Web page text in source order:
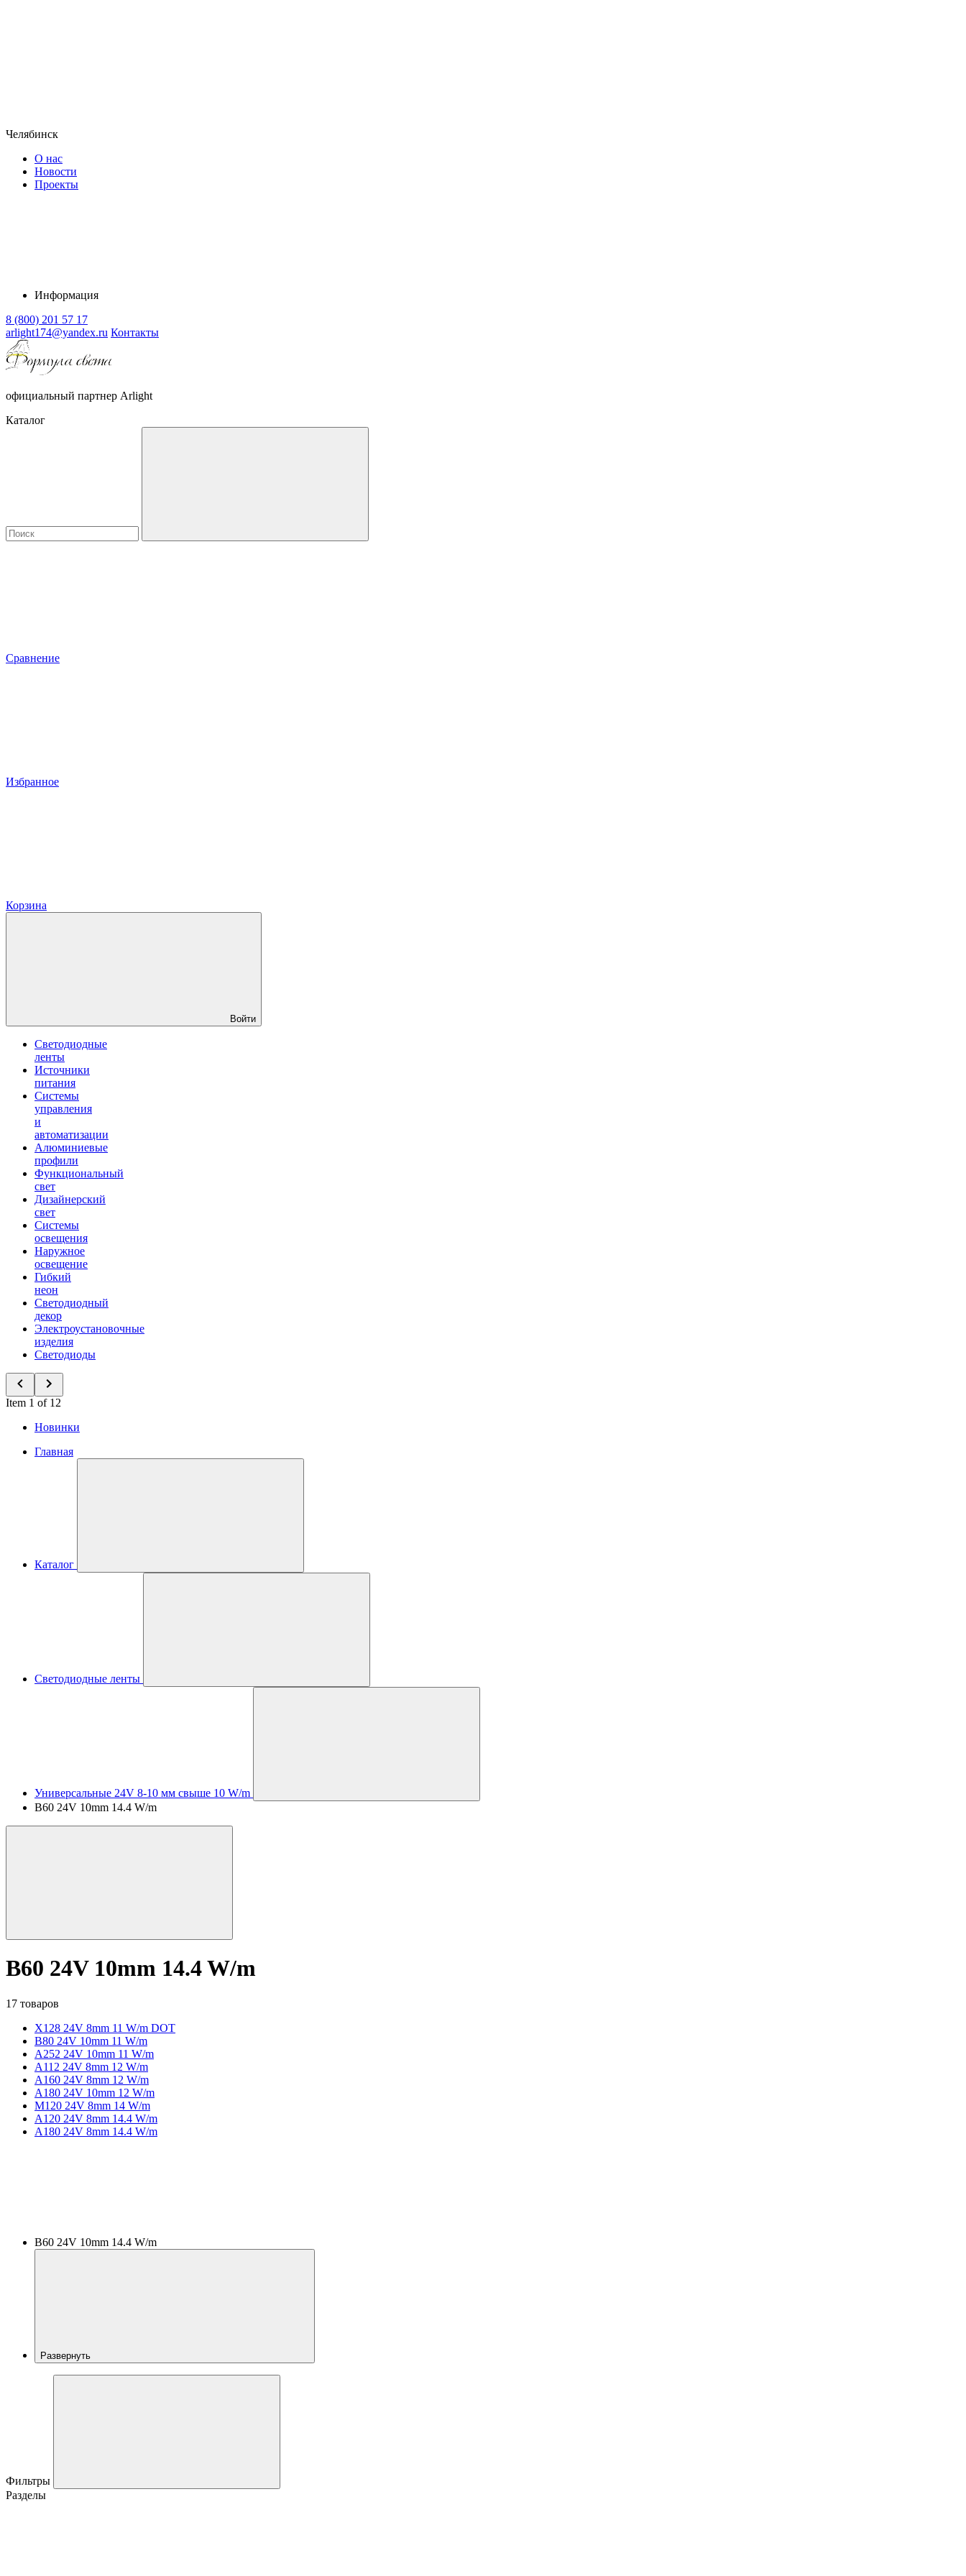
Челябинск
О нас
Новости
Проекты
Информация
8 (800) 201 57 17
arlight174@yandex.ru Контакты
официальный партнер Arlight
Каталог
Сравнение
Избранное
Корзина
Войти
Светодиодные
ленты
Источники
питания
Системы
управления
и
автоматизации
Алюминиевые
профили
Функциональный
свет
Дизайнерский
свет
Системы
освещения
Наружное
освещение
Гибкий
неон
Светодиодный
декор
Электроустановочные
изделия
Светодиоды
Item 1 of 12
Новинки
Главная
Каталог
Светодиодные ленты
Универсальные 24V 8-10 мм свыше 10 W/m
B60 24V 10mm 14.4 W/m
B60 24V 10mm 14.4 W/m
17 товаров
X128 24V 8mm 11 W/m DOT
B80 24V 10mm 11 W/m
A252 24V 10mm 11 W/m
A112 24V 8mm 12 W/m
A160 24V 8mm 12 W/m
A180 24V 10mm 12 W/m
M120 24V 8mm 14 W/m
A120 24V 8mm 14.4 W/m
A180 24V 8mm 14.4 W/m
B60 24V 10mm 14.4 W/m
Развернуть
Фильтры
Разделы